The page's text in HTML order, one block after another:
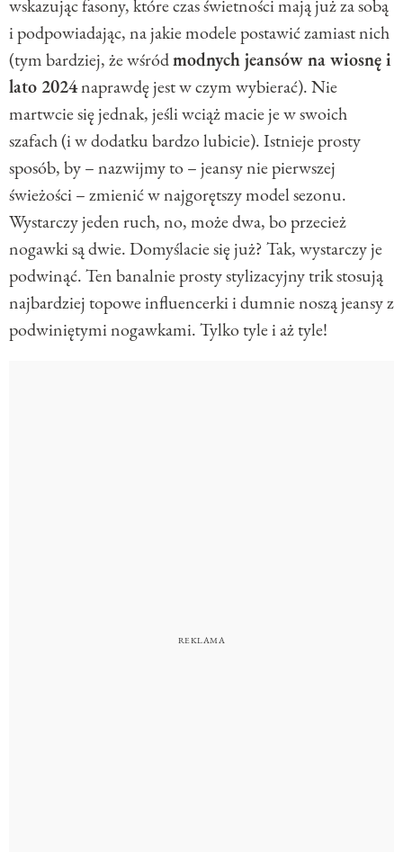
wskazując fasony, które czas świetności mają już za sobą
i podpowiadając, na jakie modele postawić zamiast nich
(tym bardziej, że wśródmodnych jeansów na wiosnę i
lato 2024naprawdę jest w czym wybierać). Nie
martwcie się jednak, jeśli wciąż macie je w swoich
szafach (i w dodatku bardzo lubicie). Istnieje prosty
sposób, by – nazwijmy to – jeansy nie pierwszej
świeżości – zmienić w najgorętszy model sezonu.
Wystarczy jeden ruch, no, może dwa, bo przecież
nogawki są dwie. Domyślacie się już? Tak, wystarczy je
podwinąć. Ten banalnie prosty stylizacyjny trik stosują
najbardziej topowe influencerki i dumnie noszą jeansy z
podwiniętymi nogawkami. Tylko tyle i aż tyle!